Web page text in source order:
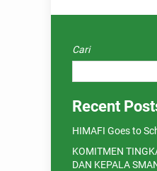
Cari
Recent
HIMAFI Goes to
KOMITMEN
DAN KEPALA